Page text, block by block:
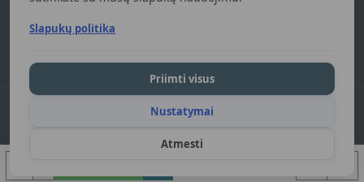
Slapukų politika
Atmesti
Nustatymai
Priimti visus
DGart.lt 2024. Visos teisės saugomos.